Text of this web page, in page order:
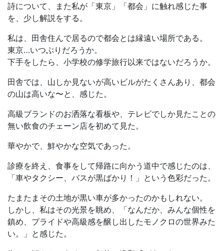
詩について、また私が「東京」「都会」に触れ感じた事
を、少し解説をする。
私は、田舎住んで居るので都会とは縁遠い場所である。
東京…いつぶりだろうか。
下手をしたら、小学校の修学旅行以来ではないだろうか。
田舎では、山しか見ないが高いビルがたくさんあり、都会
の山は高いな〜と、感じた。
高級ブランドのお洒落な看板や、テレビでしか見たことの
無い飲食のチェーン店を初めて見た。
華やかで、鮮やかな空気であった。
診療を終え、食事をして帰路に向かう道中で感じたのは、
「車やタクシー、バスが黒ばかり！」という色彩だった。
たまたまその土地が黒い車が多かったのかもしれない。
しかし、私はその光景を眺め、「なんだか、みんな個性を
鎮め、プライドや高級感を醸し出したモノクロの世界みた
い。」と感じた。